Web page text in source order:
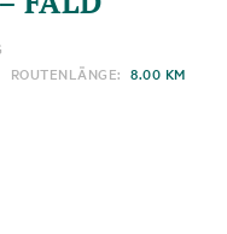
ROUTENLÄNGE: 8.00 KM